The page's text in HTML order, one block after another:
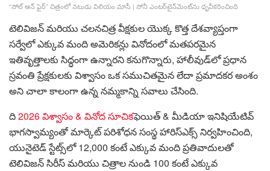
“సోల్ ఆన్ ఫైర్” చిత్రంలో నటుడు విలియం మాసీ | సోనీ ఎంటర్‌టైన్‌మెంట్‌ను ధృవీకరించింది
టెలివిజన్ మరియు చలనచిత్ర వీక్షకుల యొక్క కొత్త దేశవ్యాప్తంగా
సర్వేలో ఎక్కువ మంది అమెరికన్లు వినోదంలో మతపరమైన
ఇతివృత్తాలకు సిద్ధంగా ఉన్నారని కనుగొన్నారు, హాలీవుడ్‌లో ప్రధాన
స్రవంతి ప్రేక్షకులకు విశ్వాసం ఒక సముచితమైన లేదా ప్రమాదకర అంశం
అని చాలా కాలంగా ఉన్న నమ్మకాన్ని సవాలు చేసింది.
ది2026 విశ్వాసం & వినోద సూచికఫెయిత్ & మీడియా ఇనిషియేటివ్
భాగస్వామ్యంతో మార్కెట్ పరిశోధన సంస్థ హారిస్ఎక్స్ నిర్వహించింది,
యునైటెడ్ స్టేట్స్‌లో 12,000 కంటే ఎక్కువ మంది ప్రతివాదులతో
టెలివిజన్ సిరీస్ మరియు చిత్రాల నుండి 100 కంటే ఎక్కువ